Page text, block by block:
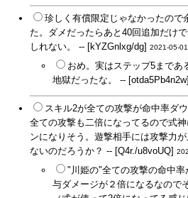
珍しく有償限定じゃなかったので
た。ダメだったらあと40回追加だけ
しれない。 -- [kYZGnlxg/dg] 2021-05-
おめ。実はステップ5まであ
地獄だったな。 -- [otda5Pb4n2w]
スキル2が全ての攻撃が命中率ダ
全ての攻撃も二倍になってるので式
ンになりそう。遊撃相手には攻撃力
ないのだろうか？ -- [Q4r./u8voUQ]
"川姫の"全ての攻撃の命中
与ダメージが２倍になるなので